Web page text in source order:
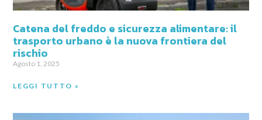
Catena del freddo e sicurezza alimentare: il
trasporto urbano è la nuova frontiera del
rischio
Agosto 1, 2025
LEGGI TUTTO »